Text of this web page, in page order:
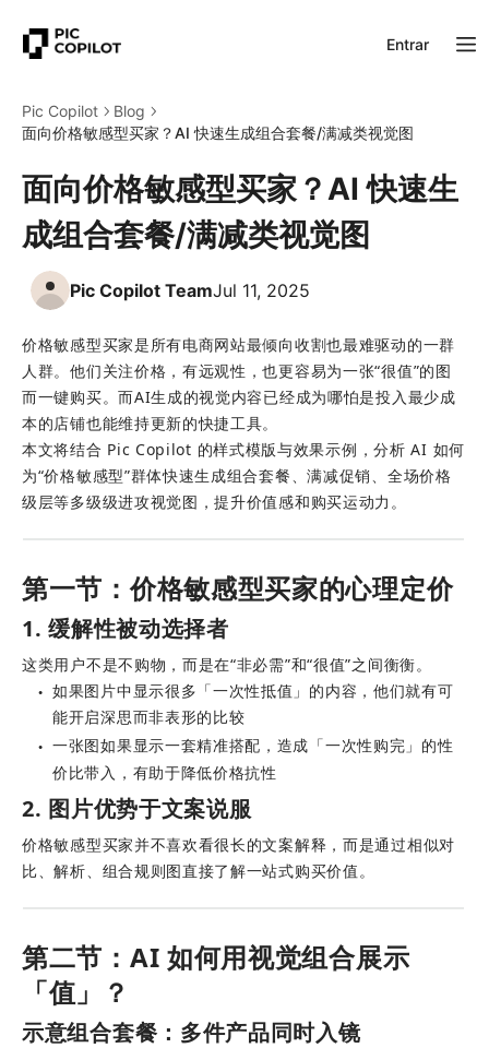
Entrar
Pic Copilot
Blog
面向价格敏感型买家？AI 快速生成组合套餐/满减类视觉图
面向价格敏感型买家？AI 快速生
成组合套餐/满减类视觉图
Pic Copilot TeamJul 11, 2025
价格敏感型买家是所有电商网站最倾向收割也最难驱动的一群
人群。他们关注价格，有远观性，也更容易为一张“很值”的图
而一键购买。而AI生成的视觉内容已经成为哪怕是投入最少成
本的店铺也能维持更新的快捷工具。
本文将结合 Pic Copilot 的样式模版与效果示例，分析 AI 如何
为“价格敏感型”群体快速生成组合套餐、满减促销、全场价格
级层等多级级进攻视觉图，提升价值感和购买运动力。
第一节：价格敏感型买家的心理定价
1. 缓解性被动选择者
这类用户不是不购物，而是在“非必需”和“很值”之间衡衡。
●
如果图片中显示很多「一次性抵值」的内容，他们就有可
能开启深思而非表形的比较
●
一张图如果显示一套精准搭配，造成「一次性购完」的性
价比带入，有助于降低价格抗性
2. 图片优势于文案说服
价格敏感型买家并不喜欢看很长的文案解释，而是通过相似对
比、解析、组合规则图直接了解一站式购买价值。
第二节：AI 如何用视觉组合展示
「值」？
示意组合套餐：多件产品同时入镜